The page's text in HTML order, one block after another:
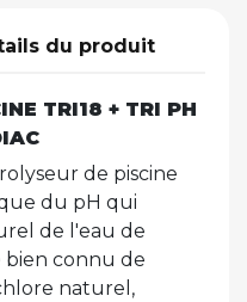
du produit
TRI18 + TRI PH
de piscine
du pH qui
de l'eau de
bien connu de
naturel,